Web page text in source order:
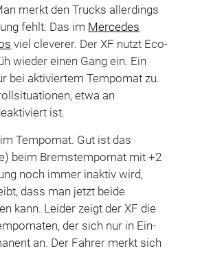
merkt den Trucks allerdings
fehlt: Das im Mercedes
viel cleverer. Der XF nutzt Eco-
wieder einen Gang ein. Ein
bei aktiviertem Tempomat zu.
etwa an
ist.
Tempomat. Gut ist das
beim Bremstempomat mit +2
noch immer inaktiv wird,
dass man jetzt beide
kann. Leider zeigt der XF die
der sich nur in Ein-
an. Der Fahrer merkt sich